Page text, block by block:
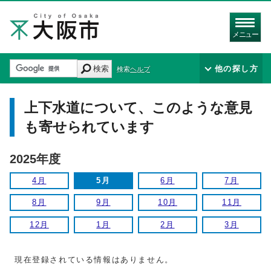
メニュー
検索 検索ヘルプ 他の探し方
上下水道について、このような意見
も寄せられています
2025年度
4月 5月 6月 7月
8月 9月 10月 11月
12月 1月 2月 3月
現在登録されている情報はありません。